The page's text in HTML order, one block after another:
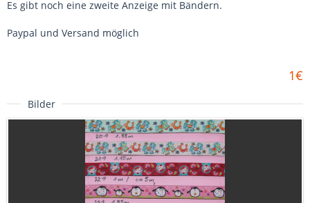
Es gibt noch eine zweite Anzeige mit Bändern.
Paypal und Versand möglich
1€
Bilder